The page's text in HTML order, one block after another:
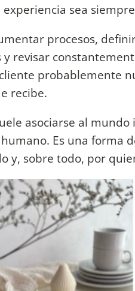
sea
procesos,
revisar
probablemente
recibe.
asociarse al
Es una forma
y, sobre todo, por